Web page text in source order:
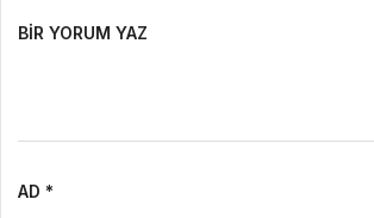
BIR YORUM YAZ
AD *